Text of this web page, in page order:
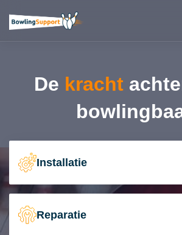
De kracht
Installatie
Reparatie